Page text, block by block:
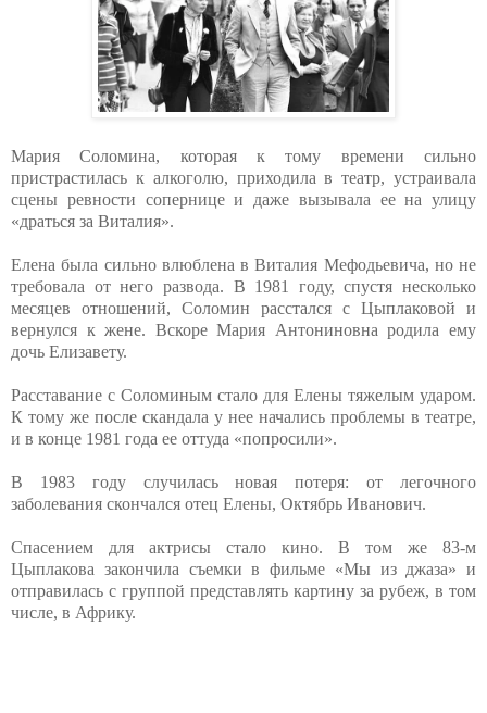
Мария Соломина, которая к тому времени сильно
пристрастилась к алкоголю, приходила в театр, устраивала
сцены ревности сопернице и даже вызывала ее на улицу
«драться за Виталия».
Елена была сильно влюблена в Виталия Мефодьевича, но не
требовала от него развода. В 1981 году, спустя несколько
месяцев отношений, Соломин расстался с Цыплаковой и
вернулся к жене. Вскоре Мария Антониновна родила ему
дочь Елизавету.
Расставание с Соломиным стало для Елены тяжелым ударом.
К тому же после скандала у нее начались проблемы в театре,
и в конце 1981 года ее оттуда «попросили».
В 1983 году случилась новая потеря: от легочного
заболевания скончался отец Елены, Октябрь Иванович.
Спасением для актрисы стало кино. В том же 83-м
Цыплакова закончила съемки в фильме «Мы из джаза» и
отправилась с группой представлять картину за рубеж, в том
числе, в Африку.